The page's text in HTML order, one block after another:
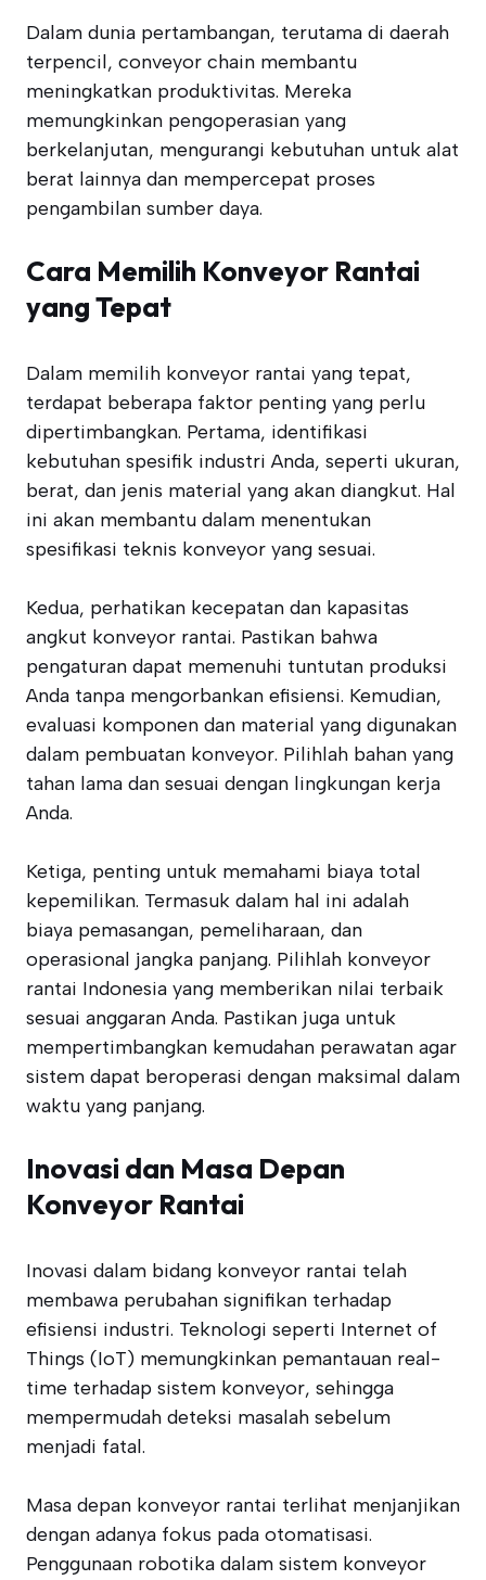
Dalam dunia pertambangan, terutama di daerah
terpencil, conveyor chain membantu
meningkatkan produktivitas. Mereka
memungkinkan pengoperasian yang
berkelanjutan, mengurangi kebutuhan untuk alat
berat lainnya dan mempercepat proses
pengambilan sumber daya.
Cara Memilih Konveyor Rantai
yang Tepat
Dalam memilih konveyor rantai yang tepat,
terdapat beberapa faktor penting yang perlu
dipertimbangkan. Pertama, identifikasi
kebutuhan spesifik industri Anda, seperti ukuran,
berat, dan jenis material yang akan diangkut. Hal
ini akan membantu dalam menentukan
spesifikasi teknis konveyor yang sesuai.
Kedua, perhatikan kecepatan dan kapasitas
angkut konveyor rantai. Pastikan bahwa
pengaturan dapat memenuhi tuntutan produksi
Anda tanpa mengorbankan efisiensi. Kemudian,
evaluasi komponen dan material yang digunakan
dalam pembuatan konveyor. Pilihlah bahan yang
tahan lama dan sesuai dengan lingkungan kerja
Anda.
Ketiga, penting untuk memahami biaya total
kepemilikan. Termasuk dalam hal ini adalah
biaya pemasangan, pemeliharaan, dan
operasional jangka panjang. Pilihlah konveyor
rantai Indonesia yang memberikan nilai terbaik
sesuai anggaran Anda. Pastikan juga untuk
mempertimbangkan kemudahan perawatan agar
sistem dapat beroperasi dengan maksimal dalam
waktu yang panjang.
Inovasi dan Masa Depan
Konveyor Rantai
Inovasi dalam bidang konveyor rantai telah
membawa perubahan signifikan terhadap
efisiensi industri. Teknologi seperti Internet of
Things (IoT) memungkinkan pemantauan real-
time terhadap sistem konveyor, sehingga
mempermudah deteksi masalah sebelum
menjadi fatal.
Masa depan konveyor rantai terlihat menjanjikan
dengan adanya fokus pada otomatisasi.
Penggunaan robotika dalam sistem konveyor